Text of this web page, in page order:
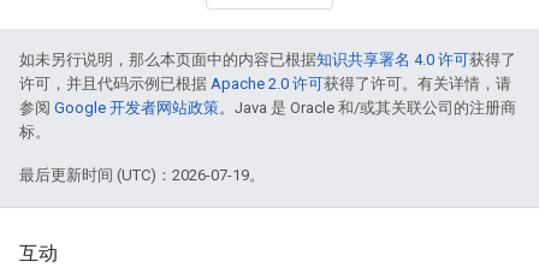
如未另行说明，那么本页面中的内容已根据知识共享署名 4.0 许可获得了
许可，并且代码示例已根据 Apache 2.0 许可获得了许可。有关详情，请
参阅 Google 开发者网站政策。Java 是 Oracle 和/或其关联公司的注册商
标。
最后更新时间 (UTC)：2026-07-19。
互动